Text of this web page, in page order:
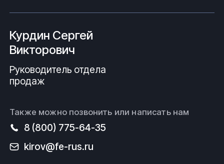
Курдин Сергей
Викторович
Руководитель отдела
продаж
Также можно позвонить или написать нам
8 (800) 775-64-35
kirov@fe-rus.ru